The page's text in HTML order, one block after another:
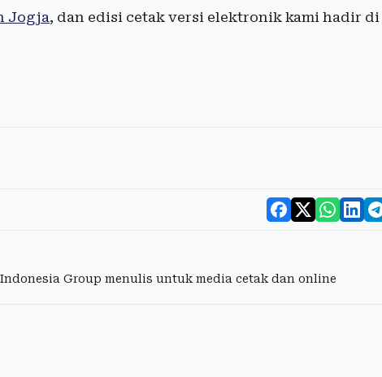
Jogja, dan edisi cetak versi elektronik kami hadir di
Group menulis untuk media cetak dan online